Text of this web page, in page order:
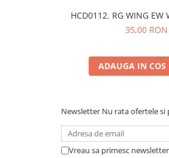
HCD0112. RG WING EW
35,00 RON
ADAUGA IN COS
Newsletter Nu rata ofertele
Vreau sa primesc